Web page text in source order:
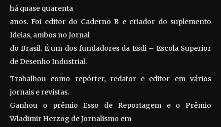
há quase quarenta
anos. Foi editor do Caderno B e criador do suplemento
Ideias, ambos no Jornal
do Brasil. É um dos fundadores da Esdi – Escola Superior
de Desenho Industrial.
Trabalhou como repórter, redator e editor em vários
jornais e revistas.
Ganhou o prêmio Esso de Reportagem e o Prêmio
Wladimir Herzog de Jornalismo em